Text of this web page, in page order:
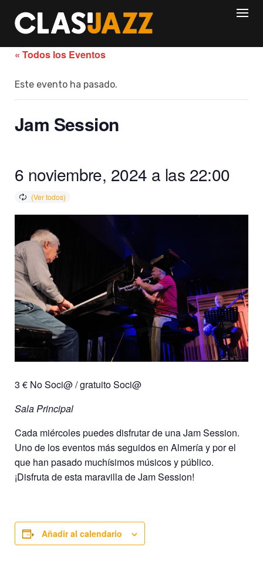
content
« Todos los Eventos
Este evento ha pasado.
Jam Session
6 noviembre, 2024 a las 22:00
3 € No Soci@ / gratuito Soci@
Sala Principal
Cada miércoles puedes disfrutar de una Jam Session.
Uno de los eventos más seguidos en Almería y por el
que han pasado muchísimos músicos y público.
¡Disfruta de esta maravilla de Jam Session!
Añadir al calendario